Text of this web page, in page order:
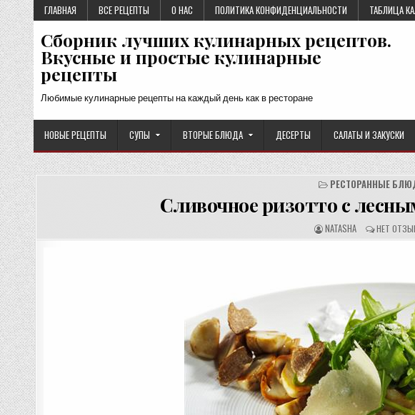
Перейти
к
содержимому
ГЛАВНАЯ ВСЕ РЕЦЕПТЫ О НАС ПОЛИТИКА КОНФИДЕНЦИАЛЬНОСТИ ТАБЛИЦА
Сборник лучших кулинарных рецептов.
Вкусные и простые кулинарные
рецепты
Любимые кулинарные рецепты на каждый день как в ресторане
НОВЫЕ РЕЦЕПТЫ СУПЫ ВТОРЫЕ БЛЮДА ДЕСЕРТЫ САЛАТЫ И ЗАКУСКИ
РЕСТОРАННЫЕ
Сливочное ризотто с
А
В
Т
Ц
П
Т
А
:
NATASHA О
Т
З
:
НЕТ